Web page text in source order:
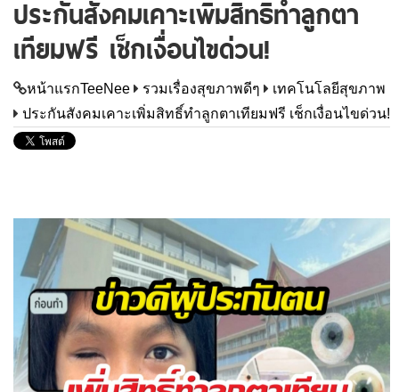
ประกันสังคมเคาะเพิ่มสิทธิ์ทำลูกตา
เทียมฟรี เช็กเงื่อนไขด่วน!
หน้าแรกTeeNee รวมเรื่องสุขภาพดีๆ
เทคโนโลยีสุขภาพ
ประกันสังคมเคาะเพิ่มสิทธิ์ทำลูกตาเทียมฟรี เช็กเงื่อนไขด่วน!